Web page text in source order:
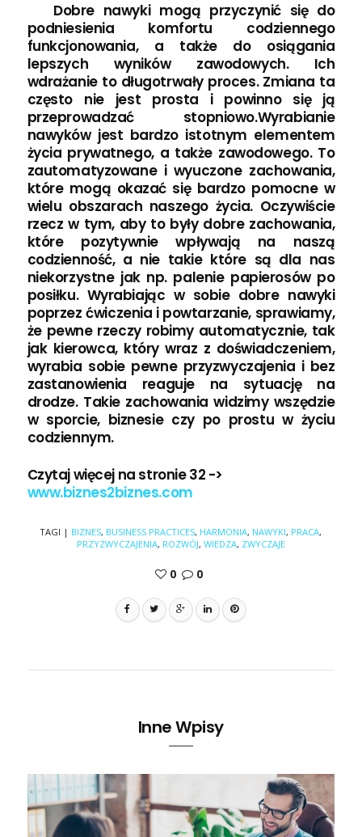
Dobre nawyki mogą przyczynić się do
podniesienia komfortu codziennego
funkcjonowania, a także do osiągania
lepszych wyników zawodowych. Ich
wdrażanie to długotrwały proces. Zmiana ta
często nie jest prosta i powinno się ją
przeprowadzać stopniowo.Wyrabianie
nawyków jest bardzo istotnym elementem
życia prywatnego, a także zawodowego. To
zautomatyzowane i wyuczone zachowania,
które mogą okazać się bardzo pomocne w
wielu obszarach naszego życia. Oczywiście
rzecz w tym, aby to były dobre zachowania,
które pozytywnie wpływają na naszą
codzienność, a nie takie które są dla nas
niekorzystne jak np. palenie papierosów po
posiłku. Wyrabiając w sobie dobre nawyki
poprzez ćwiczenia i powtarzanie, sprawiamy,
że pewne rzeczy robimy automatycznie, tak
jak kierowca, który wraz z doświadczeniem,
wyrabia sobie pewne przyzwyczajenia i bez
zastanowienia reaguje na sytuację na
drodze. Takie zachowania widzimy wszędzie
w sporcie, biznesie czy po prostu w życiu
codziennym.
Czytaj więcej na stronie 32 ->
www.biznes2biznes.com
TAGI | BIZNES, BUSINESS PRACTICES, HARMONIA, NAWYKI, PRACA,
PRZYZWYCZAJENIA, ROZWÓJ, WIEDZA, ZWYCZAJE
0 0
Inne Wpisy